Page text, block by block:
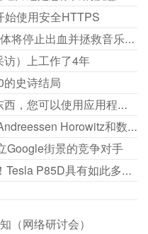
使用安全HTTPS
索尼音乐首席执行官预测流媒体将停止出血并拯救音乐行业
访）上工作了4年
史诗结局
Omni商店和编目您的额外的东西，您可以使用应用程序恢复
Y Combinator Grad Sigopt从Andreessen Horowitz和数据集体分数为2美元，以优化一切
Google街景的竞争对手
她的Cannae不再需要，队长！Tesla P85D具有如此多的扭矩，它破坏了测力计
（网络研讨会）